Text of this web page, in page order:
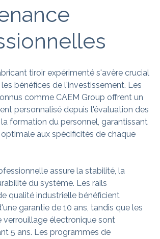
tiroir expérimenté s'avère crucial
bénéfices de l'investissement. Les
comme CAEM Group offrent un
personnalisé depuis l'évaluation des
formation du personnel, garantissant
aux spécificités de chaque
assure la stabilité, la
du système. Les rails
qualité industrielle bénéficient
garantie de 10 ans, tandis que les
verrouillage électronique sont
5 ans. Les programmes de